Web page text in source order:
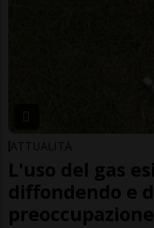
ATTUALITÀ
L'uso del gas
diffondendo e
preoccupazione